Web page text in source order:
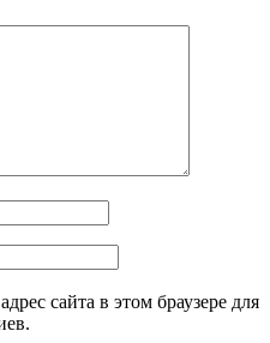
сайта в этом браузере для